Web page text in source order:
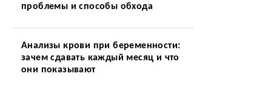
проблемы и способы обхода
Анализы крови при беременности:
зачем сдавать каждый месяц и что
они показывают